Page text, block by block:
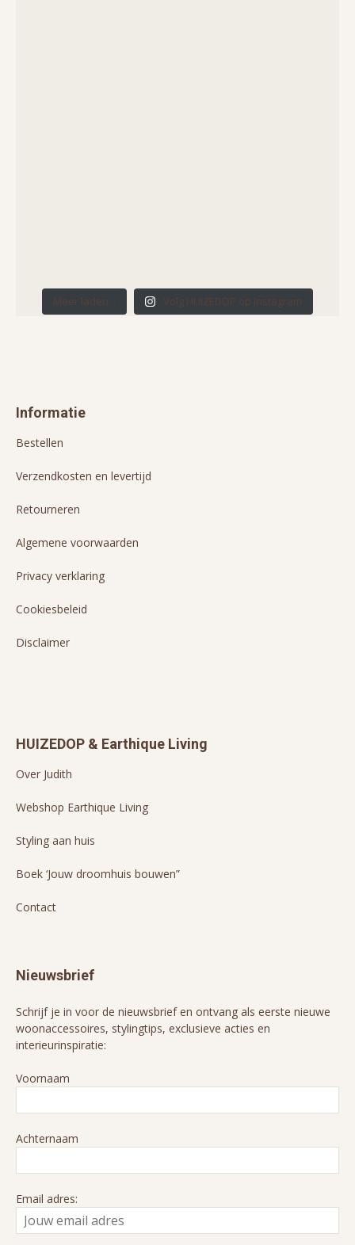
Meer laden... Volg HUIZEDOP op Instagram
Informatie
Bestellen
Verzendkosten en levertijd
Retourneren
Algemene voorwaarden
Privacy verklaring
Cookiesbeleid
Disclaimer
HUIZEDOP & Earthique Living
Over Judith
Webshop Earthique Living
Styling aan huis
Boek ‘Jouw droomhuis bouwen”
Contact
Nieuwsbrief
Schrijf je in voor de nieuwsbrief en ontvang als eerste nieuwe
woonaccessoires, stylingtips, exclusieve acties en
interieurinspiratie:
Voornaam
Achternaam
Email adres: